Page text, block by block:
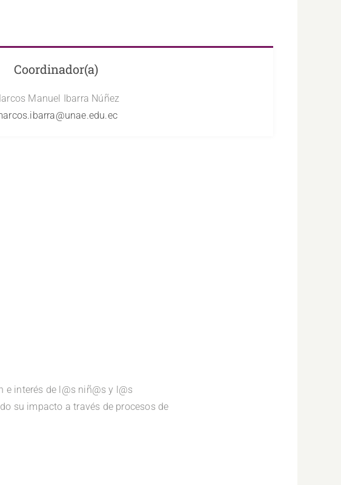
Coordinador(a)
Manuel Ibarra Núñez
interés de l@s niñ@s y l@s
su impacto a través de procesos de